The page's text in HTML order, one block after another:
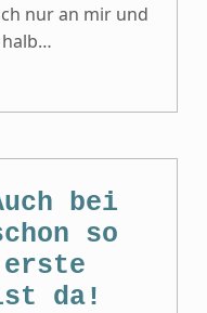
nur an mir und
bei
so
da!